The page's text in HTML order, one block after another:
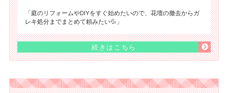
「庭のリフォームやDIYをすぐ始めたいので、花壇の撤去からガ
レキ処分までまとめて頼みたい💦」
続きはこちら